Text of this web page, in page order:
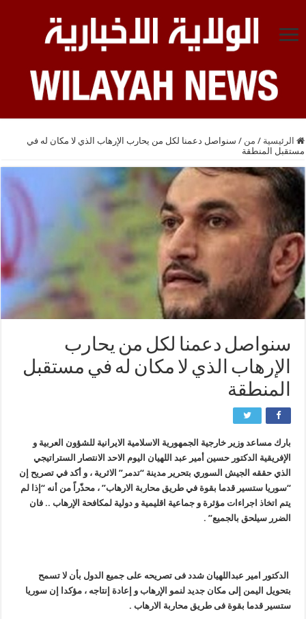
الرئيسية / من / سنواصل دعمنا لكل من يحارب الإرهاب الذي لا مكان له في
مستقبل المنطقة
سنواصل دعمنا لكل من يحارب
الإرهاب الذي لا مكان له في مستقبل
المنطقة
بارك مساعد وزير خارجية الجمهورية الاسلامية الايرانية للشؤون العربية و
الإفريقية الدكتور حسين أمير عبد اللهيان اليوم الاحد الانتصار الستراتيجي
الذي حققه الجيش السوري بتحرير مدينة “تدمر” الاثرية ، و أكد في تصريح إن
“سوريا ستسير قدما بقوة في طريق محاربة الارهاب” ، محذّراً من أنه “إذا لم
يتم اتخاذ اجراءات مؤثرة و جماعية اقليمية و دولية لمكافحة الإرهاب .. فان
الضرر سيلحق بالجميع” .
الدکتور امیر عبداللهیان شدد فی تصریحه على جمیع الدول بأن لا تسمح
بتحویل الیمن إلى مکان جدید لنمو الإرهاب و إعادة إنتاجه ، مؤکدا إن سوریا
ستسیر قدما بقوة فی طریق محاربة الارهاب .